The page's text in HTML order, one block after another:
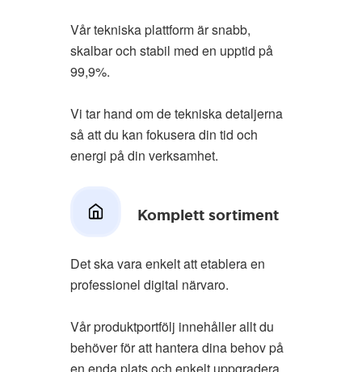
Vår tekniska plattform är snabb,
skalbar och stabil med en upptid på
99,9%.
Vi tar hand om de tekniska detaljerna
så att du kan fokusera din tid och
energi på din verksamhet.
Komplett sortiment
Det ska vara enkelt att etablera en
professionel digital närvaro.
Vår produktportfölj innehåller allt du
behöver för att hantera dina behov på